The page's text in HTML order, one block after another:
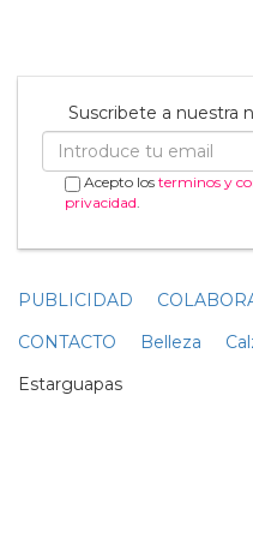
Suscribete a nuestra
Acepto los terminos y
privacidad
PUBLICIDAD
CONTACTO
Belleza
Estarguapas